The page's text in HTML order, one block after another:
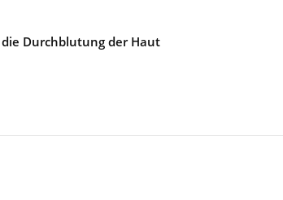
Durchblutung der Haut